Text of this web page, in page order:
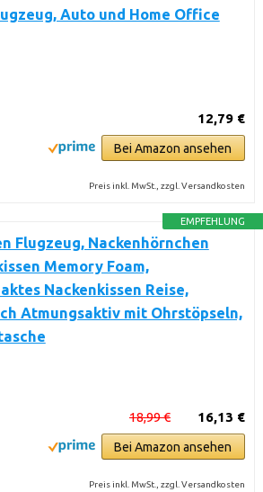
Auto und Home Office
12,79 €
Bei Amazon ansehen
Preis inkl. MwSt., zzgl. Versandkosten
EMPFEHLUNG
Flugzeug, Nackenhörnchen
Memory Foam,
Nackenkissen Reise,
Atmungsaktiv mit Ohrstöpseln,
16,13 €
18,99 €
Bei Amazon ansehen
Preis inkl. MwSt., zzgl. Versandkosten